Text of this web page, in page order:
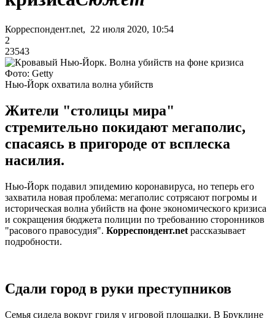
Корреспондент.net, 22 июля 2020, 10:54
2
23543
Фото: Getty
Нью-Йорк охватила волна убийств
Жители "столицы мира"
стремительно покидают мегаполис,
спасаясь в пригороде от всплеска
насилия.
Нью-Йорк подавил эпидемию коронавируса, но теперь его
захватила новая проблема: мегаполис сотрясают погромы и
историческая волна убийств на фоне экономического кризиса
и сокращения бюджета полиции по требованию сторонников
"расового правосудия". Корреспондент.net рассказывает
подробности.
Сдали город в руки преступников
Семья сидела вокруг гриля у игровой площадки. В Бруклине